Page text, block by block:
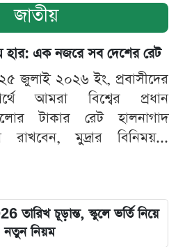
জাতীয়
হার: এক নজরে সব দেশের রেট
জুলাই ২০২৬ ইং, প্রবাসীদের
আমরা বিশ্বের প্রধান
টাকার রেট হালনাগাদ
মুদ্রার বিনিময়...
চূড়ান্ত, স্কুলে ভর্তি নিয়ে
নতুন নিয়ম